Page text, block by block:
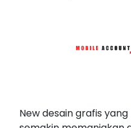
New desain grafis